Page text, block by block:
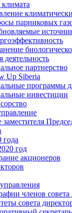
парниковых
деятельность
партнерство
Up Siberia
программы
инвестиции
года
год
акционеров
членов совета
совета